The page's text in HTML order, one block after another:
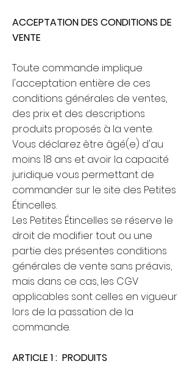
ACCEPTATION DES CONDITIONS DE
VENTE
Toute commande implique
l'acceptation entière de ces
conditions générales de ventes,
des prix et des descriptions
produits proposés à la vente.​
Vous déclarez être âgé(e) d'au
moins 18 ans et avoir la capacité
juridique vous permettant de
commander sur le site des Petites
Étincelles.
Les Petites Étincelles se réserve le
droit de modifier tout ou une
partie des présentes conditions
générales de vente sans préavis,
mais dans ce cas, les CGV
applicables sont celles en vigueur
lors de la passation de la
commande.
ARTICLE 1 : PRODUITS